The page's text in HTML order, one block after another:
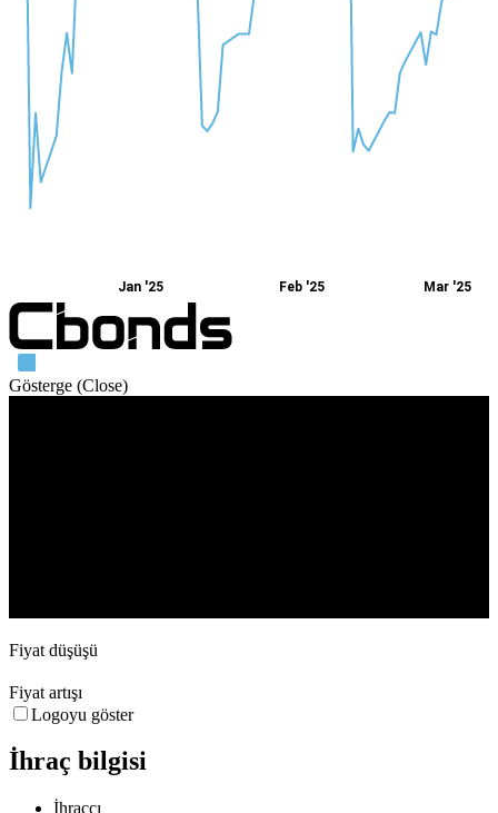
Jan '25 Feb '25 Mar '25
Gösterge (Close)
Fiyat düşüşü
Fiyat artışı
Logoyu göster
İhraç bilgisi
İhraççı